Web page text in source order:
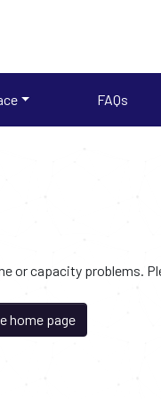
FAQs
or capacity problems.
home page